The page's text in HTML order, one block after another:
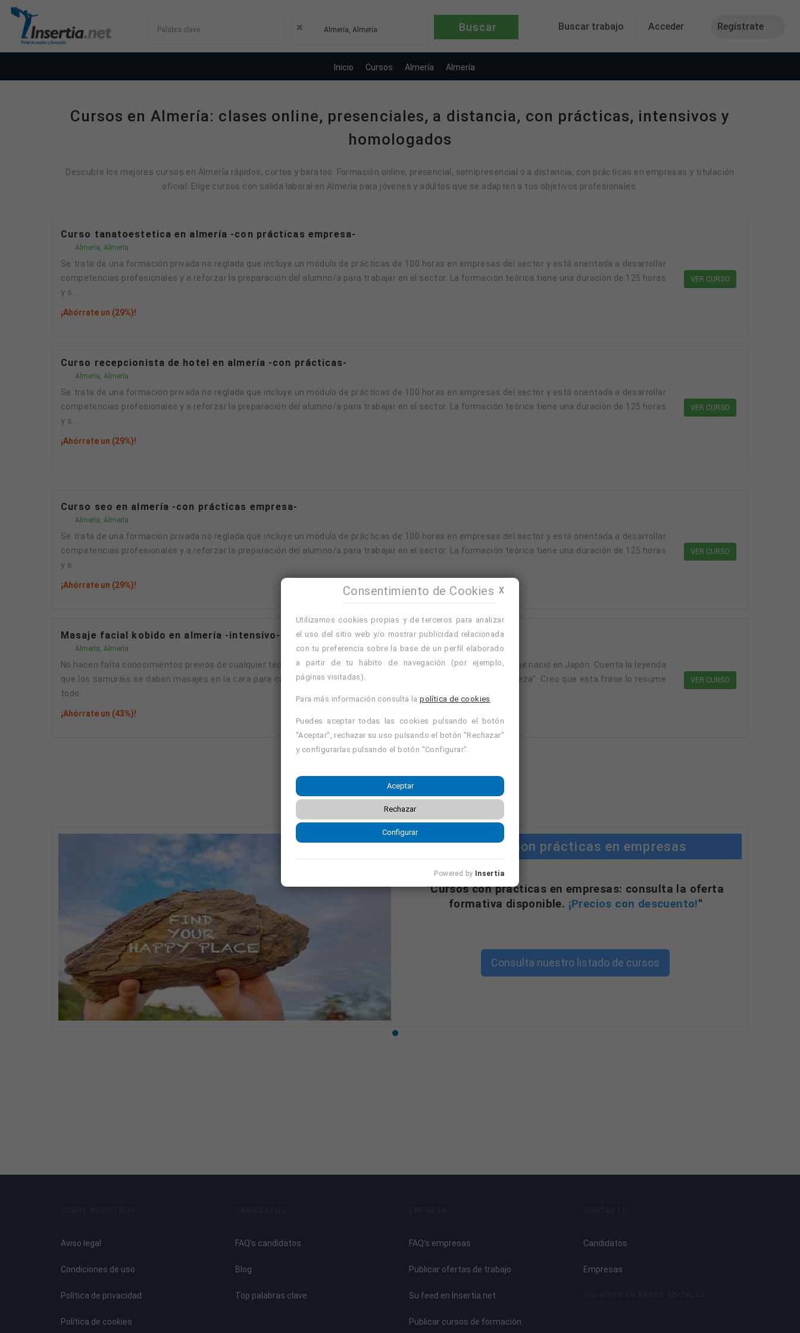
Buscar trabajo Acceder Regístrate
× Almería, Almería
Inicio Cursos Almería Almería
Cursos en Almería: clases online, presenciales, a distancia, con prácticas, intensivos y
homologados
Descubre los mejores cursos en Almería rápidos, cortos y baratos. Formación online, presencial, semipresencial o a distancia, con prácticas en empresas y titulación
oficial. Elige cursos con salida laboral en Almería para jóvenes y adultos que se adapten a tus objetivos profesionales.
Curso tanatoestetica en almería -con prácticas empresa-
Almería, Almería
Se trata de una formación privada no reglada que incluye un módulo de prácticas de 100 horas en empresas del sector y está orientada a desarrollar
competencias profesionales y a reforzar la preparación del alumno/a para trabajar en el sector. La formación teórica tiene una duración de 125 horas
y s...
¡Ahórrate un (29%)!
VER CURSO
Curso recepcionista de hotel en almería -con prácticas-
Almería, Almería
Se trata de una formación privada no reglada que incluye un módulo de prácticas de 100 horas en empresas del sector y está orientada a desarrollar
competencias profesionales y a reforzar la preparación del alumno/a para trabajar en el sector. La formación teórica tiene una duración de 125 horas
y s...
¡Ahórrate un (29%)!
VER CURSO
Curso seo en almería -con prácticas empresa-
Almería, Almería
Se trata de una formación privada no reglada que incluye un módulo de prácticas de 100 horas en empresas del sector y está orientada a desarrollar
competencias profesionales y a reforzar la preparación del alumno/a para trabajar en el sector. La formación teórica tiene una duración de 125 horas
y s...
¡Ahórrate un (29%)!
VER CURSO
Masaje facial kobido en almería -intensivo-
Almería, Almería
No hacen falta conocimientos previos de cualquier técnica de masaje. CURSO KOBIDO Es una técnica milenaria que nació en Japón. Cuenta la leyenda
que los samuráis se daban masajes en la cara para calmar la mente. Kobido significa "antiguo camino de la belleza". Creo que esta frase lo resume
todo. ...
¡Ahórrate un (43%)!
VER CURSO
4
Cursos con prácticas en empresas
"Cursos con prácticas en empresas: consulta la oferta
formativa disponible. ¡Precios con descuento!"
Consulta nuestro listado de cursos
Aviso legal
Condiciones de uso
Política de privacidad
Política de cookies
FAQ's candidatos
Blog
Top palabras clave
FAQ's empresas
Publicar ofertas de trabajo
Su feed en Insertia.net
Publicar cursos de formación
Candidatos
Empresas
X
Consentimiento de Cookies
Utilizamos cookies propias y de terceros para analizar
el uso del sitio web y/o mostrar publicidad relacionada
con tu preferencia sobre la base de un perfil elaborado
a partir de tu hábito de navegación (por ejemplo,
páginas visitadas).
Para más información consulta lapolítica de cookies
Puedes aceptar todas las cookies pulsando el botón
"Aceptar", rechazar su uso pulsando el botón "Rechazar"
y configurarlas pulsando el botón "Configurar".
Aceptar
Rechazar
Configurar
Powered by Insertia